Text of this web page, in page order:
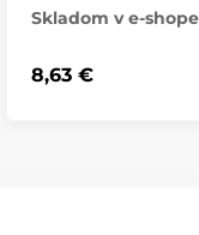
Skladom v e-
8,63 €